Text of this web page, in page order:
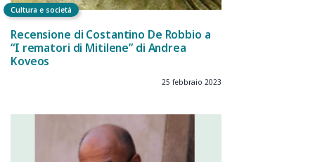
Cultura e società
Recensione di Costantino De Robbio a
“I rematori di Mitilene” di Andrea
Koveos
25 febbraio 2023